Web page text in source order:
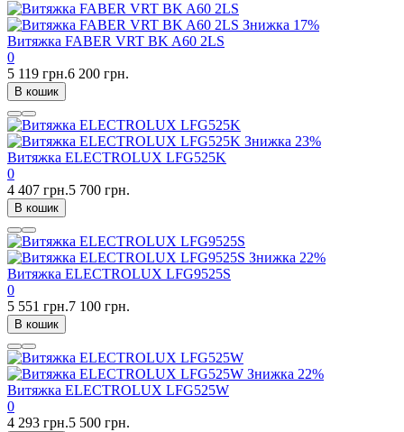
Знижка 17%
Витяжка FABER VRT BK A60 2LS
0
5 119 грн.6 200 грн.
В кошик
Знижка 23%
Витяжка ELECTROLUX LFG525K
0
4 407 грн.5 700 грн.
В кошик
Знижка 22%
Витяжка ELECTROLUX LFG9525S
0
5 551 грн.7 100 грн.
В кошик
Знижка 22%
Витяжка ELECTROLUX LFG525W
0
4 293 грн.5 500 грн.